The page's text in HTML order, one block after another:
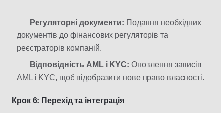
Регуляторні документи: Подання необхідних
документів до фінансових регуляторів та
реєстраторів компаній.
Відповідність AML і KYC: Оновлення записів
AML і KYC, щоб відобразити нове право власності.
Крок 6: Перехід та інтеграція